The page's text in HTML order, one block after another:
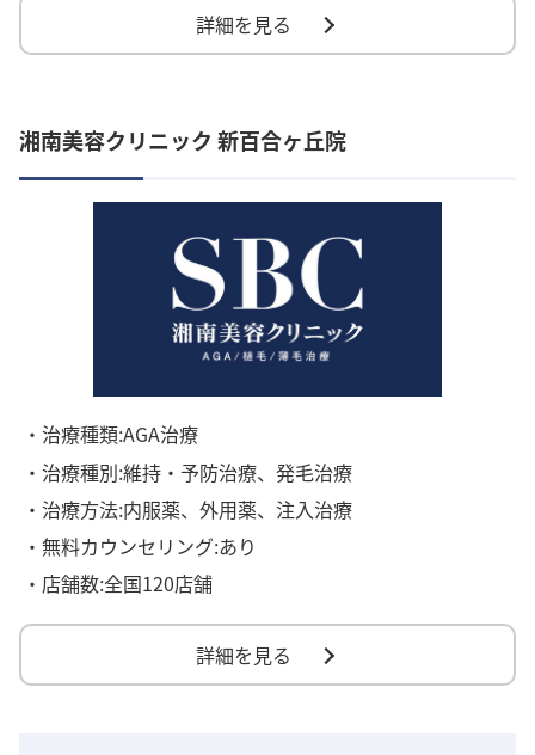
詳細を見る
湘南美容クリニック 新百合ヶ丘院
・治療種類:AGA治療
・治療種別:維持・予防治療、発毛治療
・治療方法:内服薬、外用薬、注入治療
・無料カウンセリング:あり
・店舗数:全国120店舗
詳細を見る